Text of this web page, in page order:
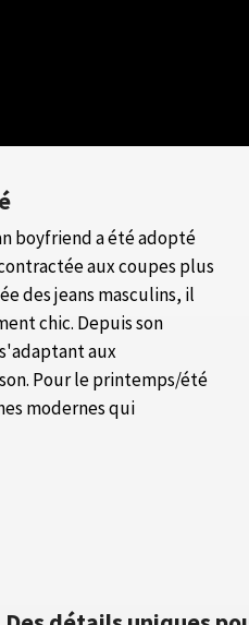
boyfriend a été adopté
aux coupes plus
des jeans masculins, il
chic. Depuis son
aux
Pour le printemps/été
modernes qui